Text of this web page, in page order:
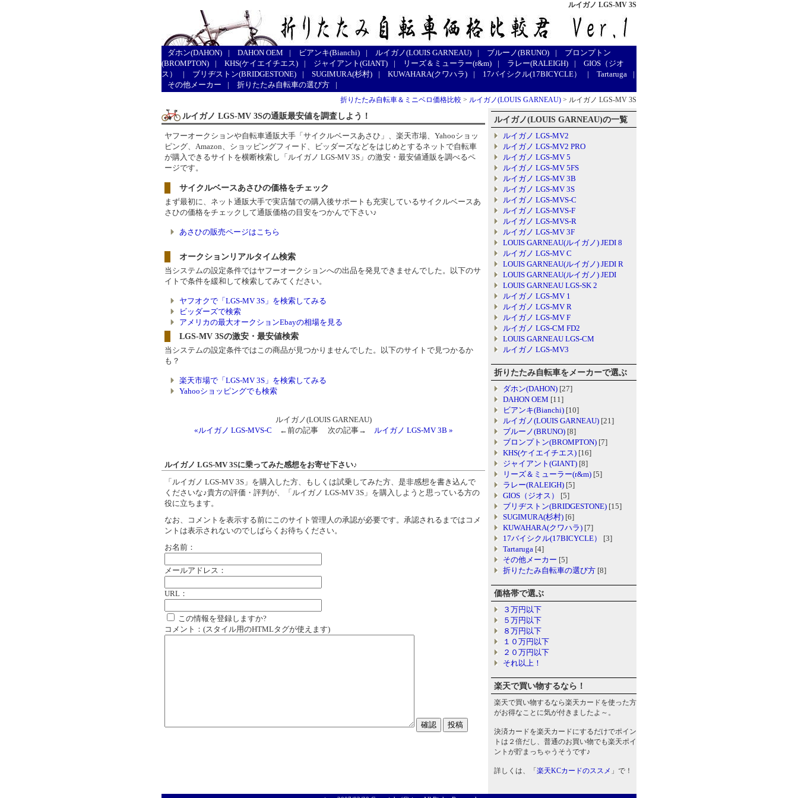
ルイガノ LGS-MV 3S
ダホン(DAHON) | DAHON OEM | ビアンキ(Bianchi) | ルイガノ(LOUIS GARNEAU) | ブルーノ(BRUNO) |
ブロンプトン
(BROMPTON)
| KHS(ケイエイチエス) | ジャイアント(GIANT) | リーズ＆ミューラー(r&m) | ラレー(RALEIGH) |
GIOS（ジオ
ス）
| ブリヂストン(BRIDGESTONE) | SUGIMURA(杉村) | KUWAHARA(クワハラ) | 17バイシクル(17BICYCLE） | Tartaruga
|
その他メーカー
| 折りたたみ自転車の選び方 |
折りたたみ自転車＆ミニベロ価格比較 > ルイガノ(LOUIS GARNEAU) > ルイガノ LGS-MV 3S
ルイガノ LGS-MV 3Sの通販最安値を調査しよう！
ヤフーオークションや自転車通販大手「サイクルベースあさひ」、楽天市場、Yahooショッ
ピング、Amazon、ショッピングフィード、ビッダーズなどをはじめとするネットで自転車
が購入できるサイトを横断検索し「ルイガノ LGS-MV 3S」の激安・最安値通販を調べるペ
ージです。
サイクルベースあさひの価格をチェック
まず最初に、ネット通販大手で実店舗での購入後サポートも充実しているサイクルベースあ
さひの価格をチェックして通販価格の目安をつかんで下さい♪
あさひの販売ページはこちら
オークションリアルタイム検索
当システムの設定条件ではヤフーオークションへの出品を発見できませんでした。以下のサ
イトで条件を緩和して検索してみてください。
ヤフオクで「LGS-MV 3S」を検索してみる
ビッダーズで検索
アメリカの最大オークションEbayの相場を見る
LGS-MV 3Sの激安・最安値検索
当システムの設定条件ではこの商品が見つかりませんでした。以下のサイトで見つかるか
も？
楽天市場で「LGS-MV 3S」を検索してみる
Yahooショッピングでも検索
ルイガノ(LOUIS GARNEAU)
«ルイガノ LGS-MVS-C ←前の記事 次の記事→ ルイガノ LGS-MV 3B »
ルイガノ LGS-MV 3Sに乗ってみた感想をお寄せ下さい♪
「ルイガノ LGS-MV 3S」を購入した方、もしくは試乗してみた方、是非感想を書き込んで
くださいな♪貴方の評価・評判が、「ルイガノ LGS-MV 3S」を購入しようと思っている方の
役に立ちます。
なお、コメントを表示する前にこのサイト管理人の承認が必要です。承認されるまではコメ
ントは表示されないのでしばらくお待ちください。
お名前：
メールアドレス：
URL：
この情報を登録しますか?
コメント：(スタイル用のHTMLタグが使えます)
ルイガノ(LOUIS GARNEAU)の一覧
ルイガノ LGS-MV2
ルイガノ LGS-MV2 PRO
ルイガノ LGS-MV 5
ルイガノ LGS-MV 5FS
ルイガノ LGS-MV 3B
ルイガノ LGS-MV 3S
ルイガノ LGS-MVS-C
ルイガノ LGS-MVS-F
ルイガノ LGS-MVS-R
ルイガノ LGS-MV 3F
LOUIS GARNEAU(ルイガノ) JEDI 8
ルイガノ LGS-MV C
LOUIS GARNEAU(ルイガノ) JEDI R
LOUIS GARNEAU(ルイガノ) JEDI
LOUIS GARNEAU LGS-SK 2
ルイガノ LGS-MV 1
ルイガノ LGS-MV R
ルイガノ LGS-MV F
ルイガノ LGS-CM FD2
LOUIS GARNEAU LGS-CM
ルイガノ LGS-MV3
折りたたみ自転車をメーカーで選ぶ
ダホン(DAHON) [27]
DAHON OEM [11]
ビアンキ(Bianchi) [10]
ルイガノ(LOUIS GARNEAU) [21]
ブルーノ(BRUNO) [8]
ブロンプトン(BROMPTON) [7]
KHS(ケイエイチエス) [16]
ジャイアント(GIANT) [8]
リーズ＆ミューラー(r&m) [5]
ラレー(RALEIGH) [5]
GIOS（ジオス）
[5]
ブリヂストン(BRIDGESTONE) [15]
SUGIMURA(杉村) [6]
KUWAHARA(クワハラ) [7]
17バイシクル(17BICYCLE）
[3]
Tartaruga [4]
その他メーカー [5]
折りたたみ自転車の選び方 [8]
価格帯で選ぶ
３万円以下
５万円以下
８万円以下
１０万円以下
２０万円以下
それ以上！
楽天で買い物するなら！
楽天で買い物するなら楽天カードを使った方
がお得なことに気が付きましたよ～。
決済カードを楽天カードにするだけでポイン
トは２倍だし、普通のお買い物でも楽天ポイ
ントが貯まっちゃうそうです♪
詳しくは、「 楽天KCカードのススメ 」で！